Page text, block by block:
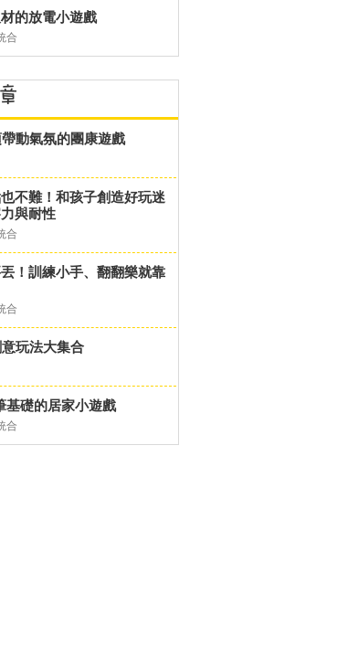
的放電小遊戲
合
動氣氛的團康遊戲
不難！和孩子創造好玩迷
與耐性
合
！訓練小手、翻翻樂就靠
合
玩法大集合
基礎的居家小遊戲
合